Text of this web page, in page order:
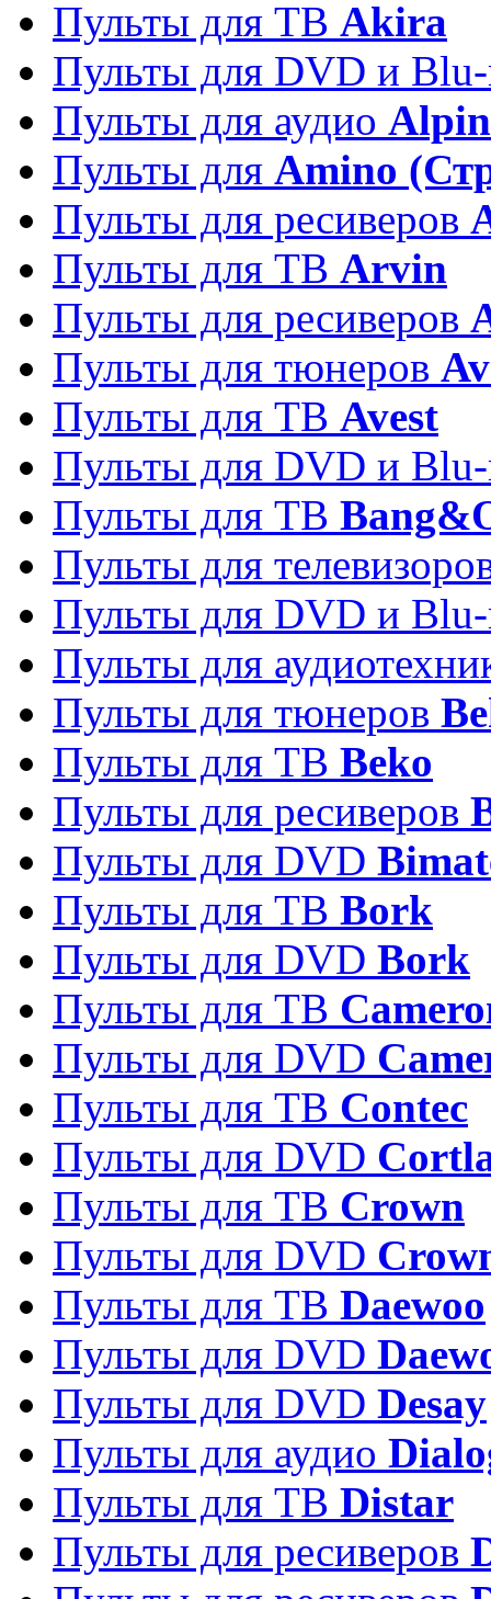
Пульты для ТВ Akira
Пульты для DVD и
Пульты для аудио
Пульты для Amino
Пульты для ресиверов
Пульты для ТВ Arvin
Пульты для ресиверов
Пульты для тюнеров
Пульты для ТВ Avest
Пульты для DVD и
Пульты для ТВ
Пульты для
Пульты для DVD и
Пульты для
Пульты для тюнеров
Пульты для ТВ Beko
Пульты для ресиверов
Пульты для DVD
Пульты для ТВ Bork
Пульты для DVD Bork
Пульты для ТВ
Пульты для DVD
Пульты для ТВ Contec
Пульты для DVD
Пульты для ТВ Crown
Пульты для DVD
Пульты для ТВ Daewoo
Пульты для DVD
Пульты для DVD Desay
Пульты для аудио
Пульты для ТВ Distar
Пульты для ресиверов